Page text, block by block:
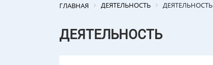
ГЛАВНАЯ ДЕЯТЕЛЬНОСТЬ
ДЕЯТЕЛЬНОСТЬ